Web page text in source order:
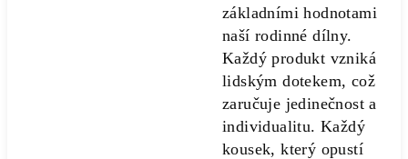
základními hodnotami
naší rodinné dílny.
Každý produkt vzniká
lidským dotekem, což
zaručuje jedinečnost a
individualitu. Každý
kousek, který opustí